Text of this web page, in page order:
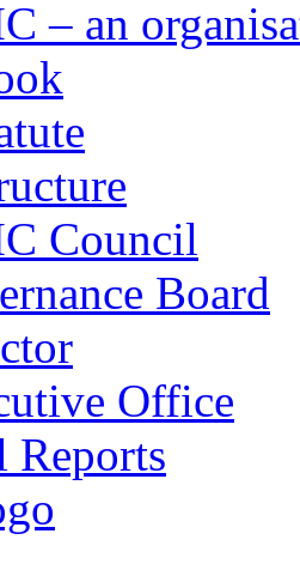
– an
Council
Board
Office
Reports